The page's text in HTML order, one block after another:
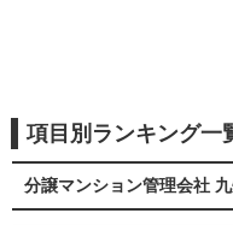
項目別ランキング一
分譲マンション管理会社 九